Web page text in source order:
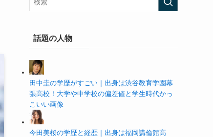
話題の人物
田中圭の学歴がすごい｜出身は渋谷教育学園幕
張高校！大学や中学校の偏差値と学生時代かっ
こいい画像
今田美桜の学歴と経歴｜出身は福岡講倫館高